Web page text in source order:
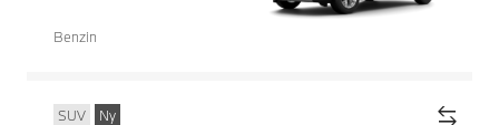
Benzin
SUV Ny